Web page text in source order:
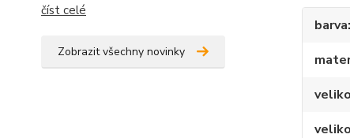
číst celé
Zobrazit všechny novinky
barva